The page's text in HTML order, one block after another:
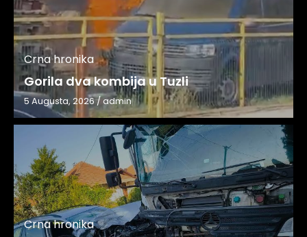
Crna hronika
Gorila dva kombija u Tuzli
5 Augusta, 2026/admin
Crna hronika